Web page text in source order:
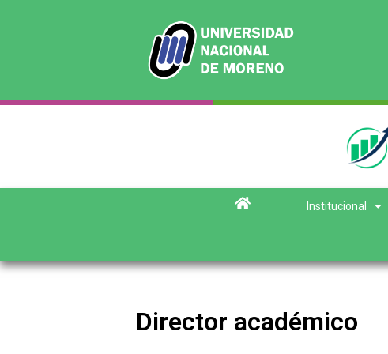
Institucional
Director académico